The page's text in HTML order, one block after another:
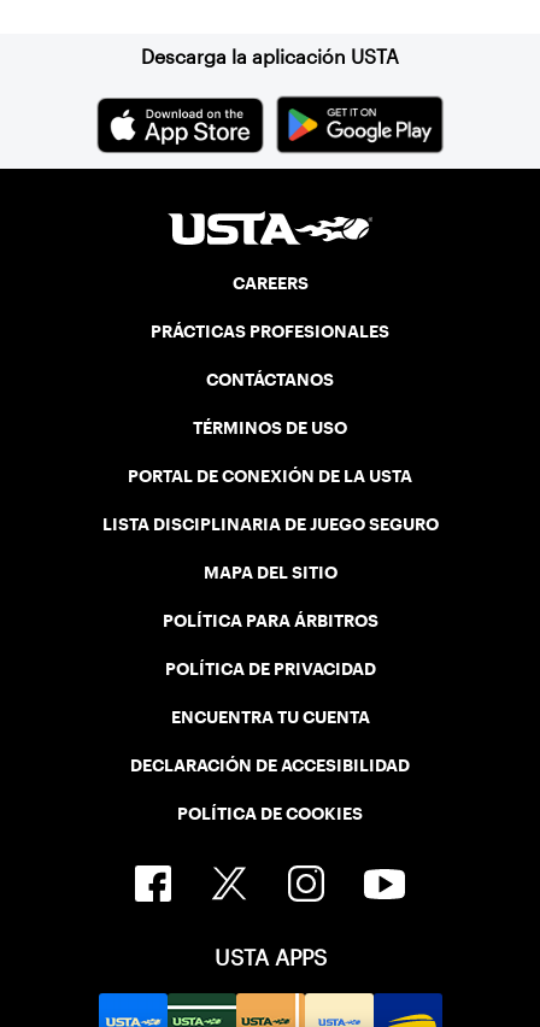
Descarga la aplicación USTA
CAREERS
PRÁCTICAS PROFESIONALES
CONTÁCTANOS
TÉRMINOS DE USO
PORTAL DE CONEXIÓN DE LA USTA
LISTA DISCIPLINARIA DE JUEGO SEGURO
MAPA DEL SITIO
POLÍTICA PARA ÁRBITROS
POLÍTICA DE PRIVACIDAD
ENCUENTRA TU CUENTA
DECLARACIÓN DE ACCESIBILIDAD
POLÍTICA DE COOKIES
USTA APPS